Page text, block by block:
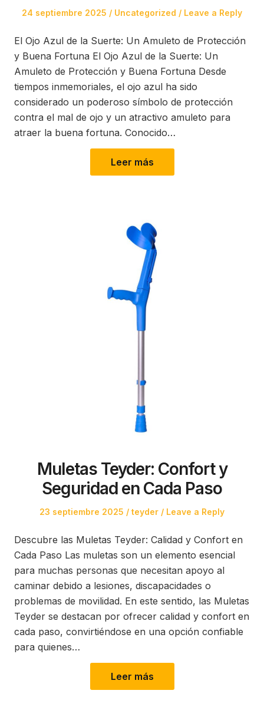
Posted
24 septiembre 2025
Posted
Uncategorized Leave a Reply
El Ojo Azul de la Suerte: Un Amuleto de Protección
y Buena Fortuna El Ojo Azul de la Suerte: Un
Amuleto de Protección y Buena Fortuna Desde
tiempos inmemoriales, el ojo azul ha sido
considerado un poderoso símbolo de protección
contra el mal de ojo y un atractivo amuleto para
atraer la buena fortuna. Conocido…
Leer más
Muletas Teyder: Confort y
Seguridad en Cada Paso
Posted
23 septiembre 2025
Posted
teyder Leave a Reply
Descubre las Muletas Teyder: Calidad y Confort en
Cada Paso Las muletas son un elemento esencial
para muchas personas que necesitan apoyo al
caminar debido a lesiones, discapacidades o
problemas de movilidad. En este sentido, las Muletas
Teyder se destacan por ofrecer calidad y confort en
cada paso, convirtiéndose en una opción confiable
para quienes…
Leer más